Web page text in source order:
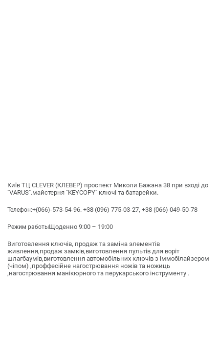
Київ ТЦ CLEVER (КЛЕВЕР) проспект Миколи Бажана 38 при вході до
"VARUS".майстерня "KEYCOPY" ключі та батарейки.
Телефон:+(066)-573-54-96. +38 (096) 775-03-27, +38 (066) 049-50-78
Режим работыЩоденно 9:00 – 19:00
Виготовлення ключів, продаж та заміна элементів
живлення,продаж замків,виготовлення пультів для воріт
шлагбаумів,виготовлення автомобільних ключів з іммобілайзером
(чіпом) ,проффесійне нагострювання ножів та ножиць
,нагострювання манікюрного та перукарського інструменту .